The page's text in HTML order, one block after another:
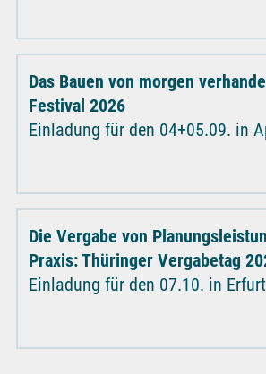
Das Bauen von morgen
Festival 2026
Einladung für den 04+05.09. in
Die Vergabe von
Praxis: Thüringer Vergabetag
Einladung für den 07.10. in Erfurt